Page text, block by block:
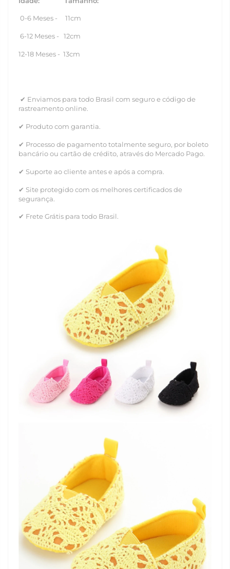
0-6 Meses - 11cm
6-12 Meses - 12cm
12-18 Meses - 13cm
✔ Enviamos para todo Brasil com seguro e código de
rastreamento online.
✔ Produto com garantia.
✔ Processo de pagamento totalmente seguro, por boleto
bancário ou cartão de crédito, através do Mercado Pago.
✔ Suporte ao cliente antes e após a compra.
✔ Site protegido com os melhores certificados de
segurança.
✔ Frete Grátis para todo Brasil.